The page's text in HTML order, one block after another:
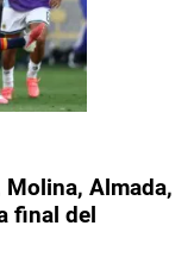
Molina, Almada,
final del